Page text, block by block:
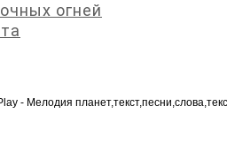
огней
- Мелодия